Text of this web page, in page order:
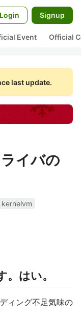
Login Signup
Event Official
last update.
イバの
kernelvm
はい。
ィング不足気味の